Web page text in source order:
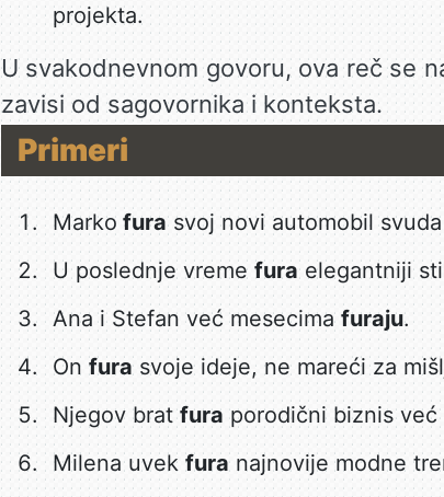
projekta.
U svakodnevnom govoru, ova reč se
zavisi od sagovornika i konteksta.
Primeri
Marko furasvoj novi automobil
U poslednje vreme furaelegantniji
Ana i Stefan već mesecima furaju.
On furasvoje ideje, ne mareći za
Njegov bratfura porodični biznis
Milena uvek furanajnovije modne